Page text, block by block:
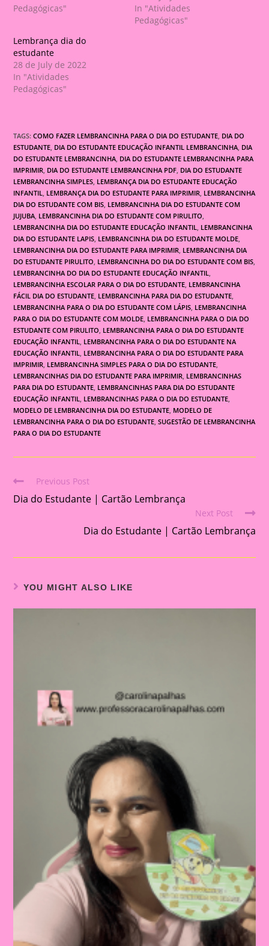
Pedagógicas"
In "Atividades
Pedagógicas"
Lembrança dia do
estudante
28 de July de 2022
In "Atividades
Pedagógicas"
TAGS:COMO FAZER LEMBRANCINHA PARA O DIA DO ESTUDANTE, DIA DO
ESTUDANTE, DIA DO ESTUDANTE EDUCAÇÃO INFANTIL LEMBRANCINHA, DIA
DO ESTUDANTE LEMBRANCINHA, DIA DO ESTUDANTE LEMBRANCINHA PARA
IMPRIMIR, DIA DO ESTUDANTE LEMBRANCINHA PDF, DIA DO ESTUDANTE
LEMBRANCINHA SIMPLES, LEMBRANÇA DIA DO ESTUDANTE EDUCAÇÃO
INFANTIL, LEMBRANÇA DIA DO ESTUDANTE PARA IMPRIMIR, LEMBRANCINHA
DIA DO ESTUDANTE COM BIS, LEMBRANCINHA DIA DO ESTUDANTE COM
JUJUBA, LEMBRANCINHA DIA DO ESTUDANTE COM PIRULITO,
LEMBRANCINHA DIA DO ESTUDANTE EDUCAÇÃO INFANTIL, LEMBRANCINHA
DIA DO ESTUDANTE LAPIS, LEMBRANCINHA DIA DO ESTUDANTE MOLDE,
LEMBRANCINHA DIA DO ESTUDANTE PARA IMPRIMIR, LEMBRANCINHA DIA
DO ESTUDANTE PIRULITO, LEMBRANCINHA DO DIA DO ESTUDANTE COM BIS,
LEMBRANCINHA DO DIA DO ESTUDANTE EDUCAÇÃO INFANTIL,
LEMBRANCINHA ESCOLAR PARA O DIA DO ESTUDANTE, LEMBRANCINHA
FÁCIL DIA DO ESTUDANTE, LEMBRANCINHA PARA DIA DO ESTUDANTE,
LEMBRANCINHA PARA O DIA DO ESTUDANTE COM LÁPIS, LEMBRANCINHA
PARA O DIA DO ESTUDANTE COM MOLDE, LEMBRANCINHA PARA O DIA DO
ESTUDANTE COM PIRULITO, LEMBRANCINHA PARA O DIA DO ESTUDANTE
EDUCAÇÃO INFANTIL, LEMBRANCINHA PARA O DIA DO ESTUDANTE NA
EDUCAÇÃO INFANTIL, LEMBRANCINHA PARA O DIA DO ESTUDANTE PARA
IMPRIMIR, LEMBRANCINHA SIMPLES PARA O DIA DO ESTUDANTE,
LEMBRANCINHAS DIA DO ESTUDANTE PARA IMPRIMIR, LEMBRANCINHAS
PARA DIA DO ESTUDANTE, LEMBRANCINHAS PARA DIA DO ESTUDANTE
EDUCAÇÃO INFANTIL, LEMBRANCINHAS PARA O DIA DO ESTUDANTE,
MODELO DE LEMBRANCINHA DIA DO ESTUDANTE, MODELO DE
LEMBRANCINHA PARA O DIA DO ESTUDANTE, SUGESTÃO DE LEMBRANCINHA
PARA O DIA DO ESTUDANTE
Read
more
Previous Post
Dia do Estudante | Cartão Lembrança
Next Post
Dia do Estudante | Cartão Lembrança
YOU MIGHT ALSO LIKE